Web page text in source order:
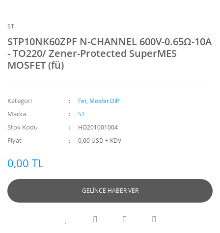
ST
STP10NK60ZPF N-CHANNEL 600V-0.65Ω-10A
- TO220/ Zener-Protected SuperMES
MOSFET (fü)
Kategori Fet, Mosfet DIP
Marka ST
Stok Kodu HO201001004
Fiyat 0,00 USD + KDV
0,00 TL
GELİNCE HABER VER